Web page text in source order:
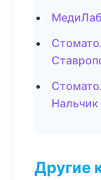
Нальчик
Другие